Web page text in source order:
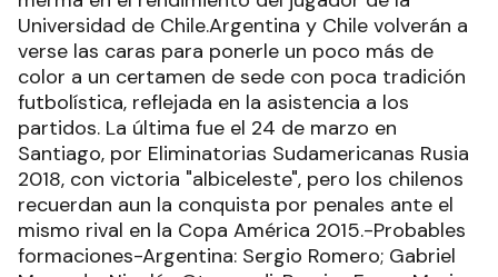
Universidad de Chile.Argentina y Chile volverán a
verse las caras para ponerle un poco más de
color a un certamen de sede con poca tradición
futbolística, reflejada en la asistencia a los
partidos. La última fue el 24 de marzo en
Santiago, por Eliminatorias Sudamericanas Rusia
2018, con victoria "albiceleste", pero los chilenos
recuerdan aun la conquista por penales ante el
mismo rival en la Copa América 2015.-Probables
formaciones-Argentina: Sergio Romero; Gabriel